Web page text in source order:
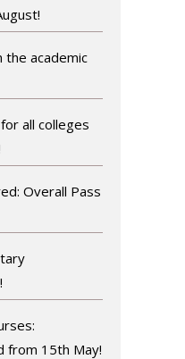
the academic
all colleges
Overall Pass
from 15th May!